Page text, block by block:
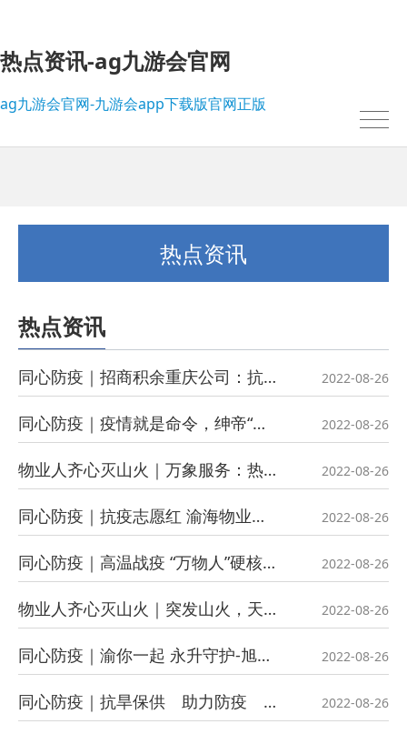
热点资讯-ag九游会官网
ag九游会官网-九游会app下载版官网正版
热点资讯
热点资讯
我的位置：ag九游会官网-九游会app下载版官网正版>热点资讯
同心防疫｜招商积余重庆公司：抗疫有“招”，重庆雄起！ 2022-08-26
同心防疫｜疫情就是命令，绅帝“战疫”勇争先 2022-08-26
物业人齐心灭山火｜万象服务：热浪逆行的“背影” 2022-08-26
同心防疫｜抗疫志愿红 渝海物业火速集结 驰援战疫一线 2022-08-26
同心防疫｜高温战疫 “万物人”硬核守护在行动 2022-08-26
物业人齐心灭山火｜突发山火，天骄物业紧急驰援...... 2022-08-26
同心防疫｜渝你一起 永升守护-旭辉永升服务抗疫记 2022-08-26
同心防疫｜抗旱保供 助力防疫 宏声物业在行动 2022-08-26